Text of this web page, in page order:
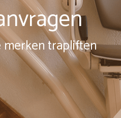
trapliften